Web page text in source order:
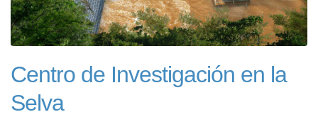
Centro de Investigación en la
Selva